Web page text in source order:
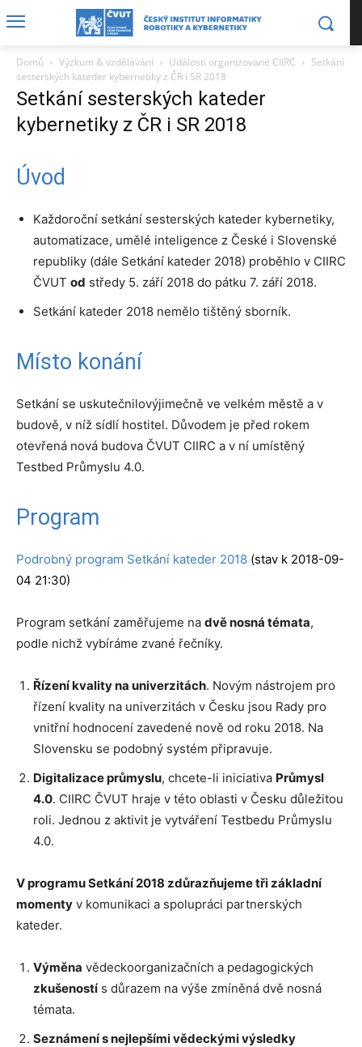
Domů Výzkum & vzdělávání Události organizované CIIRC
Setkání
sesterských kateder kybernetiky z ČR i SR 2018
Setkání sesterských kateder
kybernetiky z ČR i SR 2018
Úvod
Každoroční setkání sesterských kateder kybernetiky,
automatizace, umělé inteligence z České i Slovenské
republiky (dále Setkání kateder 2018) proběhlo v CIIRC
ČVUT od středy 5. září 2018 do pátku 7. září 2018.
Setkání kateder 2018 nemělo tištěný sborník.
Místo konání
Setkání se uskutečnilovýjimečně ve velkém městě a v
budově, v níž sídlí hostitel. Důvodem je před rokem
otevřená nová budova ČVUT CIIRC a v ní umístěný
Testbed Průmyslu 4.0.
Program
Podrobný program Setkání kateder 2018 (stav k 2018-09-
04 21:30)
Program setkání zaměřujeme na dvě nosná témata,
podle nichž vybíráme zvané řečníky.
Řízení kvality na univerzitách. Novým nástrojem pro
řízení kvality na univerzitách v Česku jsou Rady pro
vnitřní hodnocení zavedené nově od roku 2018. Na
Slovensku se podobný systém připravuje.
Digitalizace průmyslu, chcete-li iniciativa Průmysl
4.0. CIIRC ČVUT hraje v této oblasti v Česku důležitou
roli. Jednou z aktivit je vytváření Testbedu Průmyslu
4.0.
V programu Setkání 2018 zdůrazňujeme tři základní
momenty v komunikaci a spolupráci partnerských
kateder.
Výměna vědeckoorganizačních a pedagogických
zkušenostís důrazem na výše zmíněná dvě nosná
témata.
Seznámení s nejlepšími vědeckými výsledky